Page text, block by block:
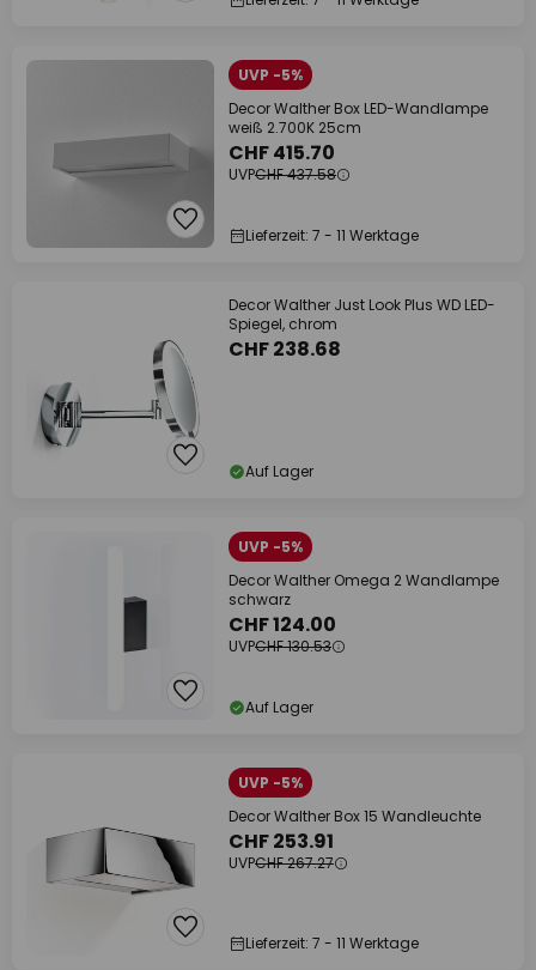
UVP -5%
Decor Walther Box LED-Wandlampe
weiß 2.700K 25cm
CHF 415.70
UVPCHF 437.58
Lieferzeit: 7 - 11 Werktage
Decor Walther Just Look Plus WD LED-
Spiegel, chrom
CHF 238.68
Auf Lager
UVP -5%
Decor Walther Omega 2 Wandlampe
schwarz
CHF 124.00
UVPCHF 130.53
Auf Lager
UVP -5%
Decor Walther Box 15 Wandleuchte
CHF 253.91
UVPCHF 267.27
Lieferzeit: 7 - 11 Werktage